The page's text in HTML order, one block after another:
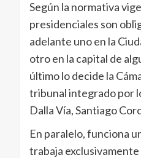
Según la normativa
presidenciales son
adelante uno en la
otro en la capital de
último lo decide la
tribunal integrado por
Dalla Vía, Santiago
En paralelo, funciona
trabaja exclusivamente